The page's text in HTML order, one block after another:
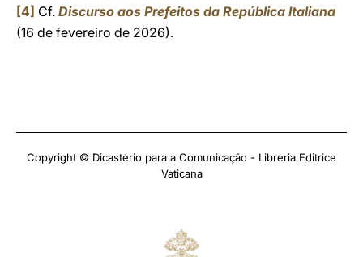
[4] Cf. Discurso aos Prefeitos da República Italiana
(16 de fevereiro de 2026).
Copyright © Dicastério para a Comunicação - Libreria Editrice
Vaticana